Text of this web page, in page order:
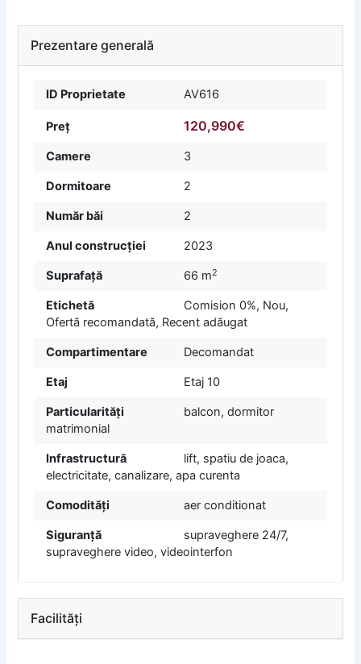
Prezentare generală
ID Proprietate AV616
Preț 120,990€
Camere 3
Dormitoare 2
Număr băi 2
Anul construcției 2023
Suprafață 66 m2
Etichetă Comision 0%, Nou,
Ofertă recomandată, Recent adăugat
Compartimentare Decomandat
Etaj Etaj 10
Particularități
balcon, dormitor
matrimonial
Infrastructură
lift, spatiu de joaca,
electricitate, canalizare, apa curenta
Comodități aer conditionat
Siguranță
supraveghere 24/7,
supraveghere video, videointerfon
Facilități